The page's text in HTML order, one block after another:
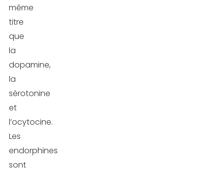
même
titre
que
la
dopamine,
la
sérotonine
et
l’ocytocine.
Les
endorphines
sont